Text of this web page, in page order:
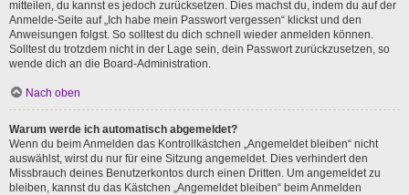
mitteilen, du kannst es jedoch zurücksetzen. Dies machst du, indem du auf der
Anmelde-Seite auf „Ich habe mein Passwort vergessen“ klickst und den
Anweisungen folgst. So solltest du dich schnell wieder anmelden können.
Solltest du trotzdem nicht in der Lage sein, dein Passwort zurückzusetzen, so
wende dich an die Board-Administration.
Nach oben
Warum werde ich automatisch abgemeldet?
Wenn du beim Anmelden das Kontrollkästchen „Angemeldet bleiben“ nicht
auswählst, wirst du nur für eine Sitzung angemeldet. Dies verhindert den
Missbrauch deines Benutzerkontos durch einen Dritten. Um angemeldet zu
bleiben, kannst du das Kästchen „Angemeldet bleiben“ beim Anmelden